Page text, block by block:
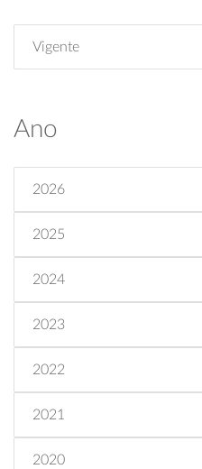
Vigente
Ano
2026
2025
2024
2023
2022
2021
2020